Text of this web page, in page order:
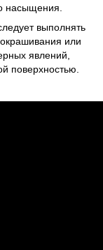
насыщения.
выполнять
или
явлений,
поверхностью.